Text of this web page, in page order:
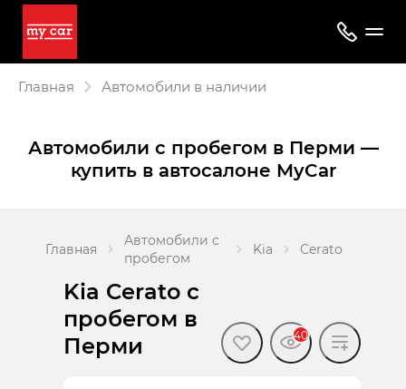
Главная Автомобили в наличии
Автомобили с пробегом в Перми —
купить в автосалоне MyCar
Главная
Автомобили с
пробегом
Kia Cerato
Kia Cerato с
пробегом в
Перми
40